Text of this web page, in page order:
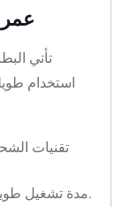
عمر
تأتي
استخدام
تقنيات
مدة تشغيل طويلة تصل إلى يوم كامل من الاستخدام العادي.